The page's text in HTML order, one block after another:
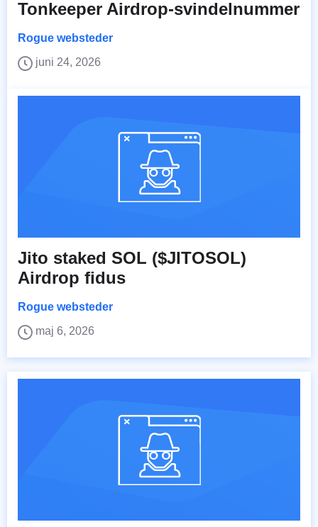
Tonkeeper Airdrop-svindelnummer
Rogue websteder
juni 24, 2026
Jito staked SOL ($JITOSOL)
Airdrop fidus
Rogue websteder
maj 6, 2026